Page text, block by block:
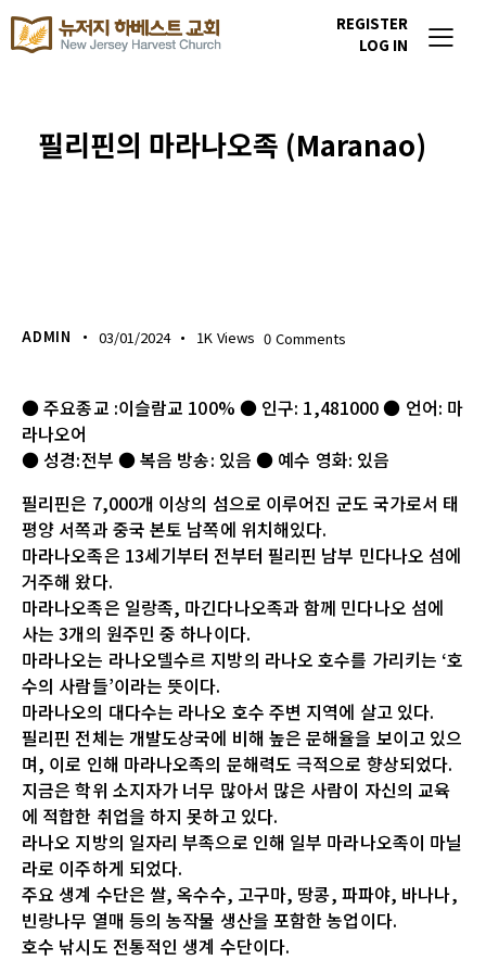
REGISTER
LOG IN
필리핀의 마라나오족 (Maranao)
ADMIN 03/01/2024 1K Views 0 Comments
● 주요종교 :이슬람교 100% ● 인구: 1,481000 ● 언어: 마
라나오어
● 성경:전부 ● 복음 방송: 있음 ● 예수 영화: 있음
필리핀은 7,000개 이상의 섬으로 이루어진 군도 국가로서 태
평양 서쪽과 중국 본토 남쪽에 위치해있다.
마라나오족은 13세기부터 전부터 필리핀 남부 민다나오 섬에
거주해 왔다.
마라나오족은 일랑족, 마긴다나오족과 함께 민다나오 섬에
사는 3개의 원주민 중 하나이다.
마라나오는 라나오델수르 지방의 라나오 호수를 가리키는 ‘호
수의 사람들’이라는 뜻이다.
마라나오의 대다수는 라나오 호수 주변 지역에 살고 있다.
필리핀 전체는 개발도상국에 비해 높은 문해율을 보이고 있으
며, 이로 인해 마라나오족의 문해력도 극적으로 향상되었다.
지금은 학위 소지자가 너무 많아서 많은 사람이 자신의 교육
에 적합한 취업을 하지 못하고 있다.
라나오 지방의 일자리 부족으로 인해 일부 마라나오족이 마닐
라로 이주하게 되었다.
주요 생계 수단은 쌀, 옥수수, 고구마, 땅콩, 파파야, 바나나,
빈랑나무 열매 등의 농작물 생산을 포함한 농업이다.
호수 낚시도 전통적인 생계 수단이다.